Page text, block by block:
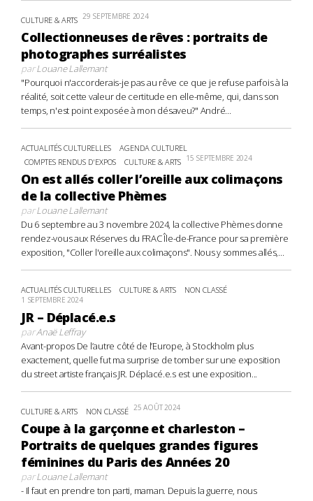
CULTURE & ARTS 29 SEPTEMBRE 2024
Collectionneuses de rêves : portraits de
photographes surréalistes
parLouane Lallemant
"Pourquoi n'accorderais-je pas au rêve ce que je refuse parfois à la
réalité, soit cette valeur de certitude en elle-même, qui, dans son
temps, n'est point exposée à mon désaveu?" André...
ACTUALITÉS CULTURELLES
AGENDA CULTUREL
COMPTES RENDUS D'EXPOS
CULTURE & ARTS 15 SEPTEMBRE 2024
On est allés coller l’oreille aux colimaçons
de la collective Phèmes
parLouane Lallemant
Du 6 septembre au 3 novembre 2024, la collective Phèmes donne
rendez-vous aux Réserves du FRAC Île-de-France pour sa première
exposition, "Coller l'oreille aux colimaçons". Nous y sommes allés,...
ACTUALITÉS CULTURELLES CULTURE & ARTS NON CLASSÉ
1 SEPTEMBRE 2024
JR – Déplacé.e.s
parAnaë Leffray
Avant-propos De l’autre côté de l’Europe, à Stockholm plus
exactement, quelle fut ma surprise de tomber sur une exposition
du street artiste français JR. Déplacé.e.s est une exposition...
CULTURE & ARTS NON CLASSÉ 25 AOÛT 2024
Coupe à la garçonne et charleston –
Portraits de quelques grandes figures
féminines du Paris des Années 20
parLouane Lallemant
- Il faut en prendre ton parti, maman. Depuis la guerre, nous